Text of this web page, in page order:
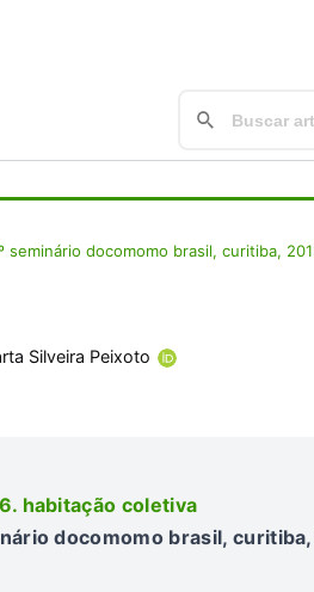
seminário docomomo brasil, curitiba,
Silveira Peixoto
habitação coletiva
docomomo brasil,